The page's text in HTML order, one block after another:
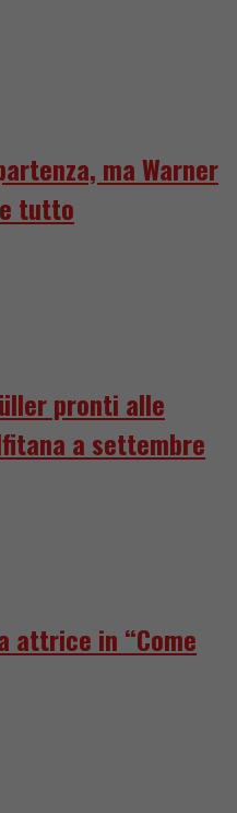
ma Warner
tutto
pronti alle
a settembre
attrice in “Come